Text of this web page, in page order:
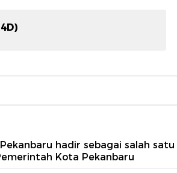
hadir sebagai salah satu
Kota Pekanbaru